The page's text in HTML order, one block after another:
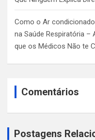
Como o Ar
na Saúde Respiratória –
que os Médicos Não te
Comentários
Postagens